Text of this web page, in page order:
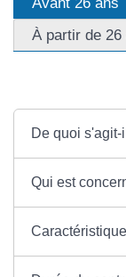
À partir de 26
De quoi s'agit-
Qui est